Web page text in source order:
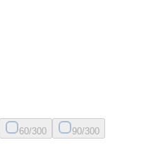
60/300 90/300